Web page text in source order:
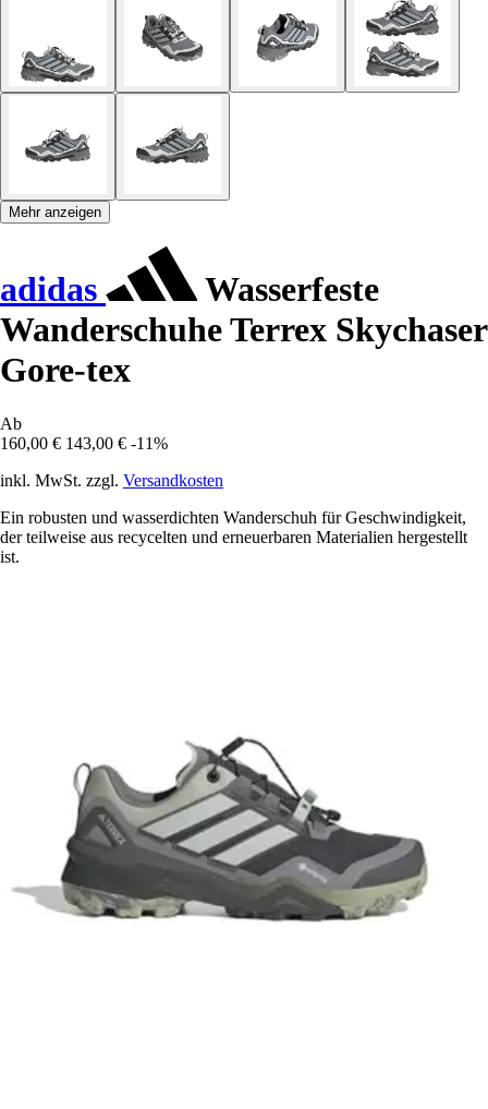
Mehr anzeigen
adidas
Wasserfeste
Wanderschuhe Terrex Skychaser
Gore-tex
Ab
160,00 € 143,00 € -11%
inkl. MwSt. zzgl. Versandkosten
Ein robusten und wasserdichten Wanderschuh für Geschwindigkeit,
der teilweise aus recycelten und erneuerbaren Materialien hergestellt
ist.